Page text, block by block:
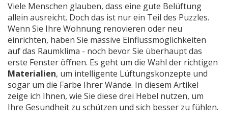
Viele Menschen glauben, dass eine gute Belüftung
allein ausreicht. Doch das ist nur ein Teil des Puzzles.
Wenn Sie Ihre Wohnung renovieren oder neu
einrichten, haben Sie massive Einflussmöglichkeiten
auf das Raumklima - noch bevor Sie überhaupt das
erste Fenster öffnen. Es geht um die Wahl der richtigen
Materialien, um intelligente Lüftungskonzepte und
sogar um die Farbe Ihrer Wände. In diesem Artikel
zeige ich Ihnen, wie Sie diese drei Hebel nutzen, um
Ihre Gesundheit zu schützen und sich besser zu fühlen.